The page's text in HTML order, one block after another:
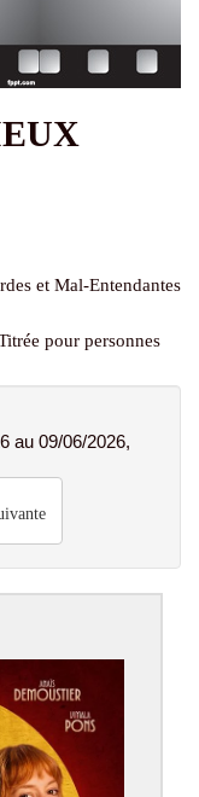
et Mal-Entendantes
pour personnes
au 09/06/2026,